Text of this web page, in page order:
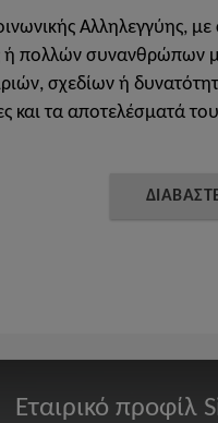
Αλληλεγγύης, με
ή πολλών συνανθρώπων
σχεδίων ή
και τα αποτελέσματά
Εταιρικό προφίλ